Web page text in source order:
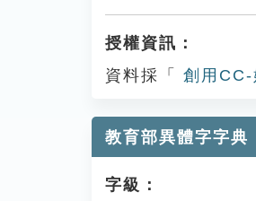
授權資訊：
資料採「
創用
教育部異體字字典
字級：